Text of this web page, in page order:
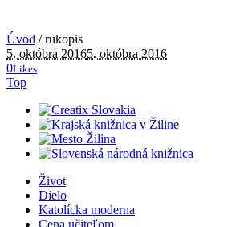
Úvod /rukopis
5. októbra 20165. októbra 2016
0Likes
Top
Život
Dielo
Katolícka moderna
Cena učiteľom